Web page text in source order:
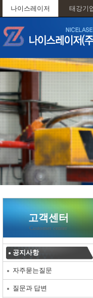
나이스레이저 태강기
고객센터
Customer center
공지사항
자주묻는질문
질문과 답변